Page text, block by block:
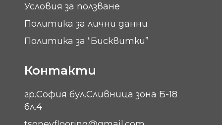
Условия за ползване
Политика за лични данни
Политика за “Бисквитки”
Контакти
гр.София бул.Сливница зона Б-18
бл.4